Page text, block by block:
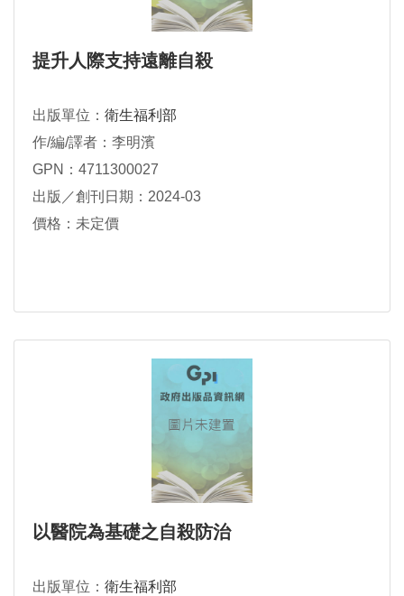
提升人際支持遠離自殺
出版單位： 衛生福利部
作/編/譯者：李明濱
GPN：4711300027
出版／創刊日期：2024-03
價格：未定價
以醫院為基礎之自殺防治
出版單位： 衛生福利部